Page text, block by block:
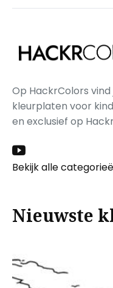
Op HackrColors
kleurplaten voor
en exclusief op
Bekijk alle
Nieuwste